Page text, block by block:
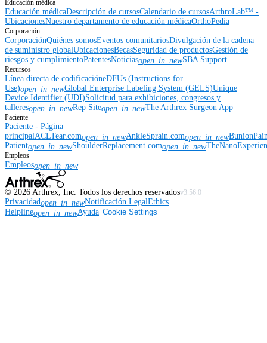
Educación médica
Educación médicaDescripción de cursosCalendario de cursosArthroLab™ -
UbicacionesNuestro departamento de educación médicaOrthoPedia
Corporación
CorporaciónQuiénes somosEventos comunitariosDivulgación de la cadena
de suministro globalUbicacionesBecasSeguridad de productosGestión de
riesgos y cumplimientoPatentesNoticiasopen_in_newSBA Support
Recursos
Línea directa de codificacióneDFUs (Instructions for
Use)open_in_newGlobal Enterprise Labeling System (GELS)Unique
Device Identifier (UDI)Solicitud para exhibiciones, congresos y
talleresopen_in_newRep Siteopen_in_newThe Arthrex Surgeon App
Paciente
Paciente - Página
principalACLTear.comopen_in_newAnkleSprain.comopen_in_new
Patientopen_in_newShoulderReplacement.comopen_in_new
Empleos
Empleosopen_in_new
© 2026 Arthrex, Inc. Todos los derechos reservadosv3.56.0
Privacidadopen_in_newNotificación LegalEthics
Helplineopen_in_newAyuda Cookie Settings